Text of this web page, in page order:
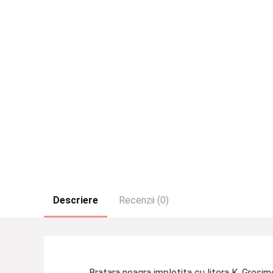
Descriere Recenzii (0)